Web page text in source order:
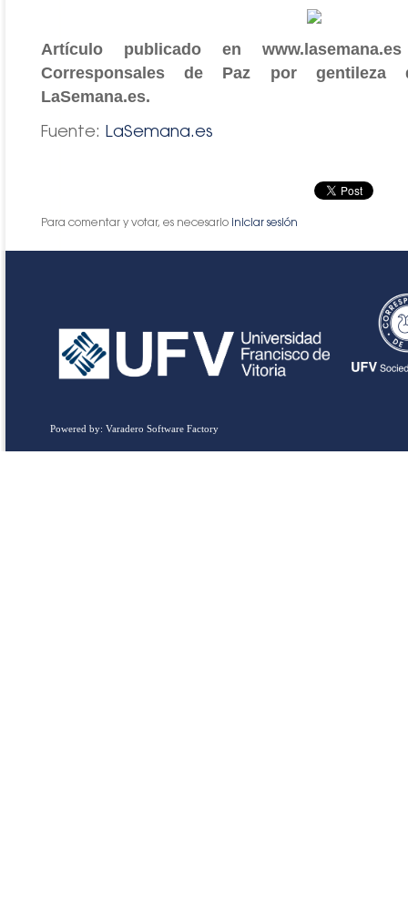
Artículo publicado en
Corresponsales de Paz por
LaSemana.es.
Fuente: LaSemana.es
Para comentar y votar, es necesario iniciar sesión
Powered by: Varadero Software Factory